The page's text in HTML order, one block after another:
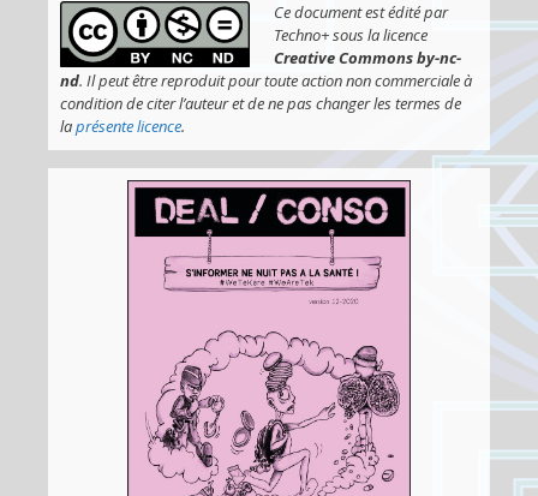
Ce document est édité par
Techno+ sous la licence
Creative Commons by-nc-
nd. Il peut être reproduit pour toute action non commerciale à
condition de citer l’auteur et de ne pas changer les termes de
laprésente licence.